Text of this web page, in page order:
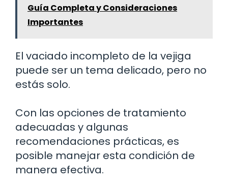
Guía Completa y Consideraciones
Importantes
El vaciado incompleto de la vejiga
puede ser un tema delicado, pero no
estás solo.
Con las opciones de tratamiento
adecuadas y algunas
recomendaciones prácticas, es
posible manejar esta condición de
manera efectiva.